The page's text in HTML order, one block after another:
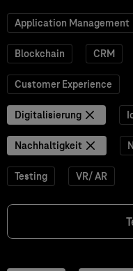
Application Management
Blockchain CRM
Customer Experience
Digitalisierung
Nachhaltigkeit
Testing VR/ AR